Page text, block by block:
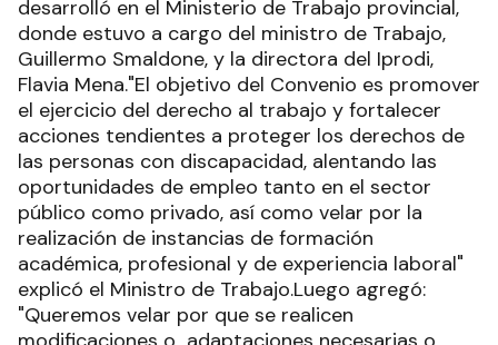
desarrolló en el Ministerio de Trabajo provincial,
donde estuvo a cargo del ministro de Trabajo,
Guillermo Smaldone, y la directora del Iprodi,
Flavia Mena."El objetivo del Convenio es promover
el ejercicio del derecho al trabajo y fortalecer
acciones tendientes a proteger los derechos de
las personas con discapacidad, alentando las
oportunidades de empleo tanto en el sector
público como privado, así como velar por la
realización de instancias de formación
académica, profesional y de experiencia laboral"
explicó el Ministro de Trabajo.Luego agregó:
"Queremos velar por que se realicen